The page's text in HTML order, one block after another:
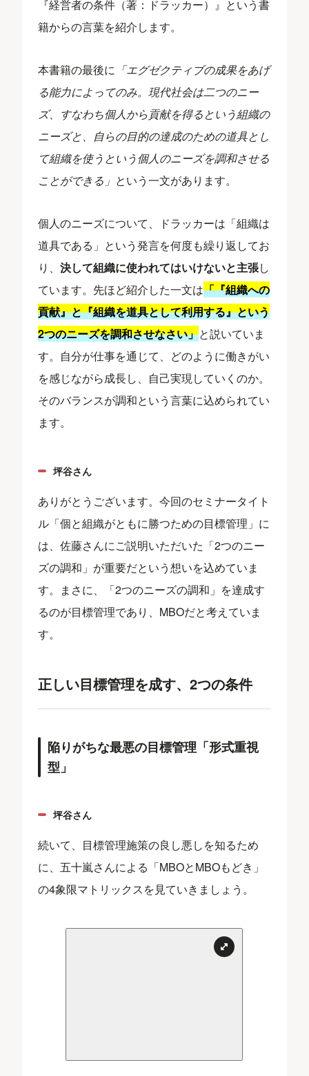
『経営者の条件（著：ドラッカー）』という書
籍からの言葉を紹介します。
本書籍の最後に 「エグゼクティブの成果をあげ
る能力によってのみ。現代社会は二つのニー
ズ、すなわち個人から貢献を得るという組織の
ニーズと、自らの目的の達成のための道具とし
て組織を使うという個人のニーズを調和させる
ことができる」 という一文があります。
個人のニーズについて、ドラッカーは「組織は
道具である」という発言を何度も繰り返してお
り、決して組織に使われてはいけないと主張し
ています。先ほど紹介した一文は「『組織への
貢献』と『組織を道具として利用する』という
2つのニーズを調和させなさい」と説いていま
す。自分が仕事を通じて、どのように働きがい
を感じながら成長し、自己実現していくのか。
そのバランスが調和という言葉に込められてい
ます。
坪谷さん
ありがとうございます。今回のセミナータイト
ル「個と組織がともに勝つための目標管理」に
は、佐藤さんにご説明いただいた「2つのニー
ズの調和」が重要だという想いを込めていま
す。まさに、「2つのニーズの調和」を達成す
るのが目標管理であり、MBOだと考えていま
す。
正しい目標管理を成す、2つの条件
陥りがちな最悪の目標管理「形式重視
型」
坪谷さん
続いて、目標管理施策の良し悪しを知るため
に、五十嵐さんによる「MBOとMBOもどき」
の4象限マトリックスを見ていきましょう。